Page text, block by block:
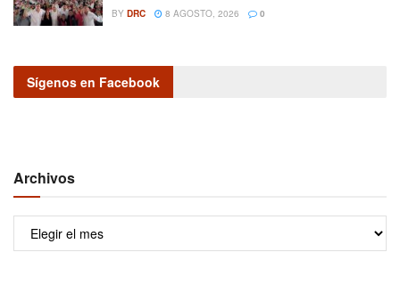
BY DRC 8 AGOSTO, 2026 0
Sígenos en Facebook
Archivos